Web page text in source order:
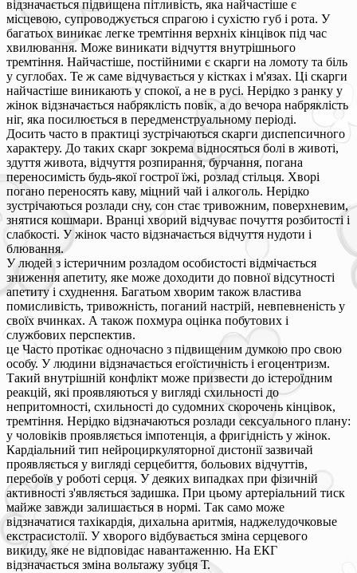
відзначається підвищена пітливість, яка найчастіше є
місцевою, супроводжується спрагою і сухістю губ і рота. У
багатьох виникає легке тремтіння верхніх кінцівок під час
хвилювання. Може виникати відчуття внутрішнього
тремтіння. Найчастіше, постійними є скарги на ломоту та біль
у суглобах. Те ж саме відчувається у кістках і м'язах. Ці скарги
найчастіше виникають у спокої, а не в русі. Нерідко з ранку у
жінок відзначається набряклість повік, а до вечора набряклість
ніг, яка посилюється в передменструальному періоді.
Досить часто в практиці зустрічаються скарги диспепсичного
характеру. До таких скарг зокрема відносяться болі в животі,
здуття живота, відчуття розпирання, бурчання, погана
переносимість будь-якої гострої їжі, розлад стільця. Хворі
погано переносять каву, міцний чай і алкоголь. Нерідко
зустрічаються розлади сну, сон стає тривожним, поверхневим,
знятися кошмари. Вранці хворий відчуває почуття розбитості і
слабкості. У жінок часто відзначається відчуття нудоти і
блювання.
У людей з істеричним розладом особистості відмічається
зниження апетиту, яке може доходити до повної відсутності
апетиту і схуднення. Багатьом хворим також властива
помисливість, тривожність, поганий настрій, невпевненість у
своїх вчинках. А також похмура оцінка побутових і
службових перспектив.
це Часто протікає одночасно з підвищеним думкою про свою
особу. У людини відзначається егоїстичність і егоцентризм.
Такий внутрішній конфлікт може призвести до істероїдним
реакцій, які проявляються у вигляді схильності до
непритомності, схильності до судомних скорочень кінцівок,
тремтіння. Нерідко відзначаються розлади сексуального плану:
у чоловіків проявляється імпотенція, а фригідність у жінок.
Кардіальний тип нейроциркуляторної дистонії зазвичай
проявляється у вигляді серцебиття, больових відчуттів,
перебоїв у роботі серця. У деяких випадках при фізичній
активності з'являється задишка. При цьому артеріальний тиск
майже завжди залишається в нормі. Так само може
відзначатися тахікардія, дихальна аритмія, наджелудочковые
екстрасистолії. У хворого відбувається зміна серцевого
викиду, яке не відповідає навантаженню. На ЕКГ
відзначається зміна вольтажу зубця Т.